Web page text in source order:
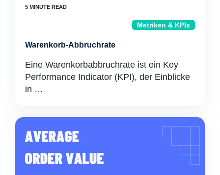
Metriken & KPIs
Warenkorb-Abbruchrate
Eine Warenkorbabbruchrate ist ein Key
Performance Indicator (KPI), der Einblicke
in …